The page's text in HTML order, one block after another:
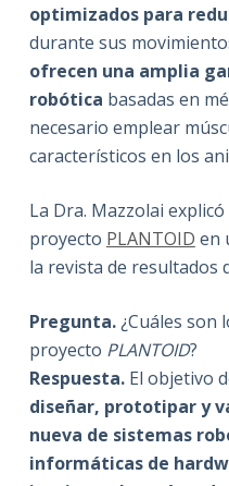
optimizados para
durante sus
ofrecen una amplia
robótica basadas en
necesario emplear
característicos en los
La Dra. Mazzolai
proyecto PLANTOID en
la revista de resultados
Pregunta.¿Cuáles son
proyecto PLANTOID?
Respuesta. El objetivo
diseñar, prototipar y
nueva de sistemas
informáticas de